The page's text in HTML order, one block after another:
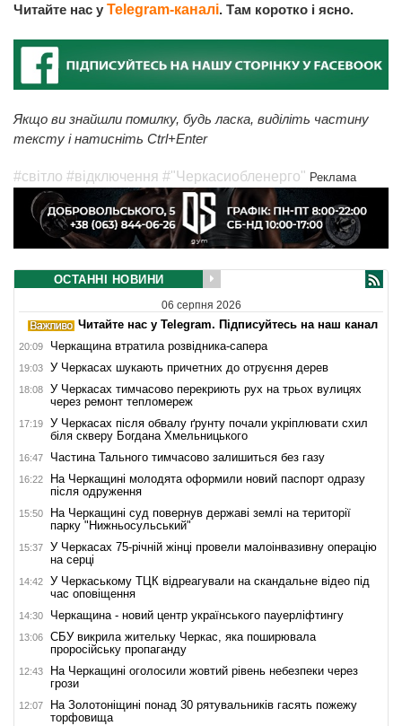
Читайте нас у Telegram-каналі. Там коротко і ясно.
Якщо ви знайшли помилку, будь ласка, виділіть частину
тексту і натисніть Ctrl+Enter
#світло #відключення #"Черкасиобленерго" Реклама
ОСТАННІ НОВИНИ
06 серпня 2026
Читайте нас у Telegram. Підписуйтесь на наш канал
20:09 Черкащина втратила розвідника-сапера
19:03 У Черкасах шукають причетних до отруєння дерев
18:08
У Черкасах тимчасово перекриють рух на трьох вулицях
через ремонт тепломереж
17:19
У Черкасах після обвалу ґрунту почали укріплювати схил
біля скверу Богдана Хмельницького
16:47 Частина Тального тимчасово залишиться без газу
16:22
На Черкащині молодята оформили новий паспорт одразу
після одруження
15:50
На Черкащині суд повернув державі землі на території
парку "Нижньосульський"
15:37
У Черкасах 75-річній жінці провели малоінвазивну операцію
на серці
14:42
У Черкаському ТЦК відреагували на скандальне відео під
час оповіщення
14:30 Черкащина - новий центр українського пауерліфтингу
13:06
СБУ викрила жительку Черкас, яка поширювала
проросійську пропаганду
12:43
На Черкащині оголосили жовтий рівень небезпеки через
грози
12:07
На Золотоніщині понад 30 рятувальників гасять пожежу
торфовища